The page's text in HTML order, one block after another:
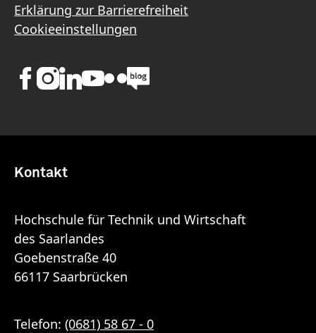
Erklärung zur Barrierefreiheit
Cookieeinstellungen
Kontakt
Hochschule für Technik und Wirtschaft
des Saarlandes
Goebenstraße 40
66117 Saarbrücken
Telefon: (0681) 58 67 - 0